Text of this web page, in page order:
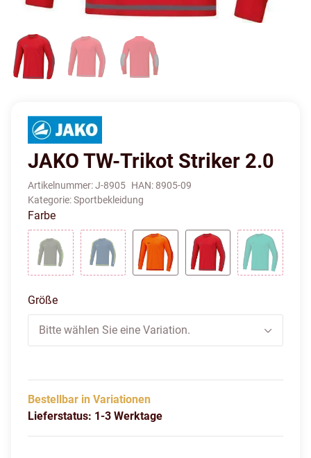
JAKO TW-Trikot Striker 2.0
Artikelnummer:J-8905 HAN: 8905-09
Kategorie:Sportbekleidung
Farbe
Größe
Bitte wählen Sie eine Variation.
Bestellbar in Variationen
Lieferstatus: 1-3 Werktage